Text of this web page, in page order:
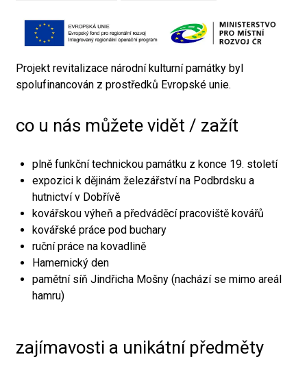
Projekt revitalizace národní kulturní památky byl
spolufinancován z prostředků Evropské unie.
co u nás můžete vidět / zažít
plně funkční technickou památku z konce 19. století
expozici k dějinám železářství na Podbrdsku a
hutnictví v Dobřívě
kovářskou výheň a předváděcí pracoviště kovářů
kovářské práce pod buchary
ruční práce na kovadlině
Hamernický den
pamětní síň Jindřicha Mošny (nachází se mimo areál
hamru)
zajímavosti a unikátní předměty